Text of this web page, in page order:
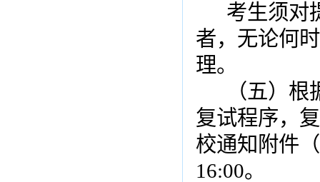
考生须对
者，无论何
理。
（五）
复试程序，
校通知附件
16:00。